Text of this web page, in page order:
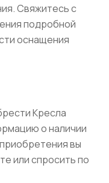
Свяжитесь с
подробной
оснащения
Кресла
о наличии
вы
или спросить по